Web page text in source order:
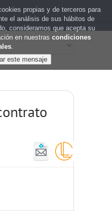
propias y de terceros para
el análisis de sus hábitos de
consideramos que acepta su
en nuestras condiciones
.